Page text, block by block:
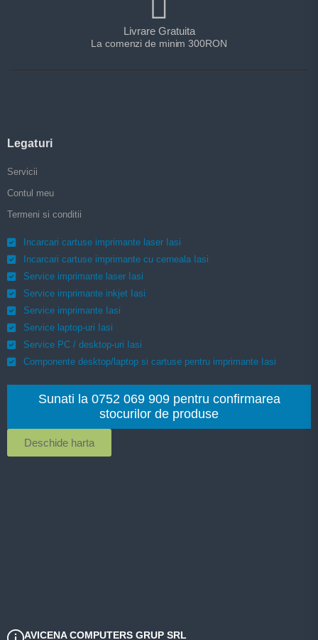
Livrare Gratuita
La comenzi de minim 300RON
AVICENA COMPUTERS GRUP SRL
Legaturi
Servicii
Contul meu
Termeni si conditii
Incarcari cartuse imprimante laser Iasi
Incarcari cartuse imprimante cu cerneala Iasi
Service imprimante laser Iasi
Service imprimante inkjet Iasi
Service imprimante Iasi
Service laptop-uri Iasi
Service PC / desktop-uri Iasi
Componente desktop/laptop si cartuse pentru imprimante Iasi
Sunati la 0752 069 909 pentru confirmarea
stocurilor de produse
Deschide harta